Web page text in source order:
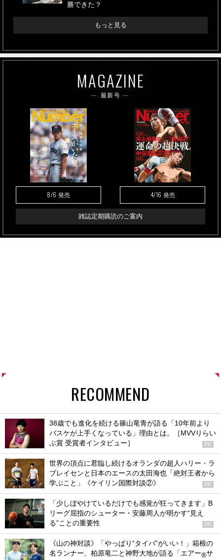
勝できた？
もっと見る
MAGAZINE
最新号
8/6 発売 4/16 発売
雑誌定期購読のご案内
RECOMMEND
38歳でも進化を続ける篠山竜青が語る「10年前より
バスケが上手くなっている」理由とは。［MVVりらい
ぶ賞 受賞者インタビュー］
PR
世界の頂点に君臨し続けるオランダの超人ハリー・ラ
ブレイセンと日本のエースの太田海也「絶対王者から
学ぶこと」《ケイリン国際対談②》
PR
「少しぼやけているだけでも感覚が狂ってきます」B
リーグ屈指のシューター・安藤周人が明かす“見え
る”ことの重要性
PR
《山の神対談》「やっぱり“タイパ”がいい！」箱根の
名ランナー、柏原竜二と神野大地が語る「エアー®サ